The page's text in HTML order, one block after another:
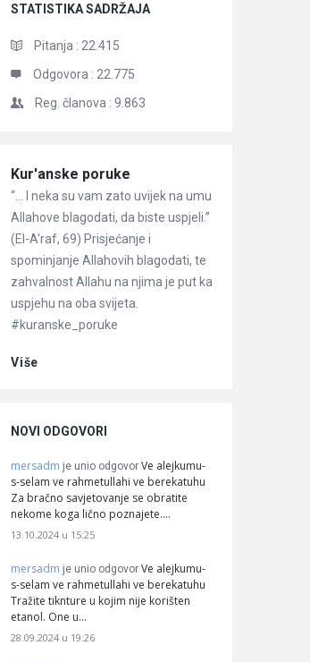
STATISTIKA SADRŽAJA
Pitanja : 22.415
Odgovora : 22.775
Reg. članova : 9.863
Članci
Kur'anske poruke
“… l neka su vam zato uvijek na umu
Allahove blagodati, da biste uspjeli.”
(El-A'raf, 69) Prisjećanje i
spominjanje Allahovih blagodati, te
zahvalnost Allahu na njima je put ka
uspjehu na oba svijeta.
#kuranske_poruke
Više
NOVI ODGOVORI
mersadm je unio odgovor Ve alejkumu-
s-selam ve rahmetullahi ve berekatuhu
Za bračno savjetovanje se obratite
nekome koga lično poznajete.…
13.10.2024 u 15:25
mersadm je unio odgovor Ve alejkumu-
s-selam ve rahmetullahi ve berekatuhu
Tražite tiknture u kojim nije korišten
etanol. One u…
28.09.2024 u 19:26